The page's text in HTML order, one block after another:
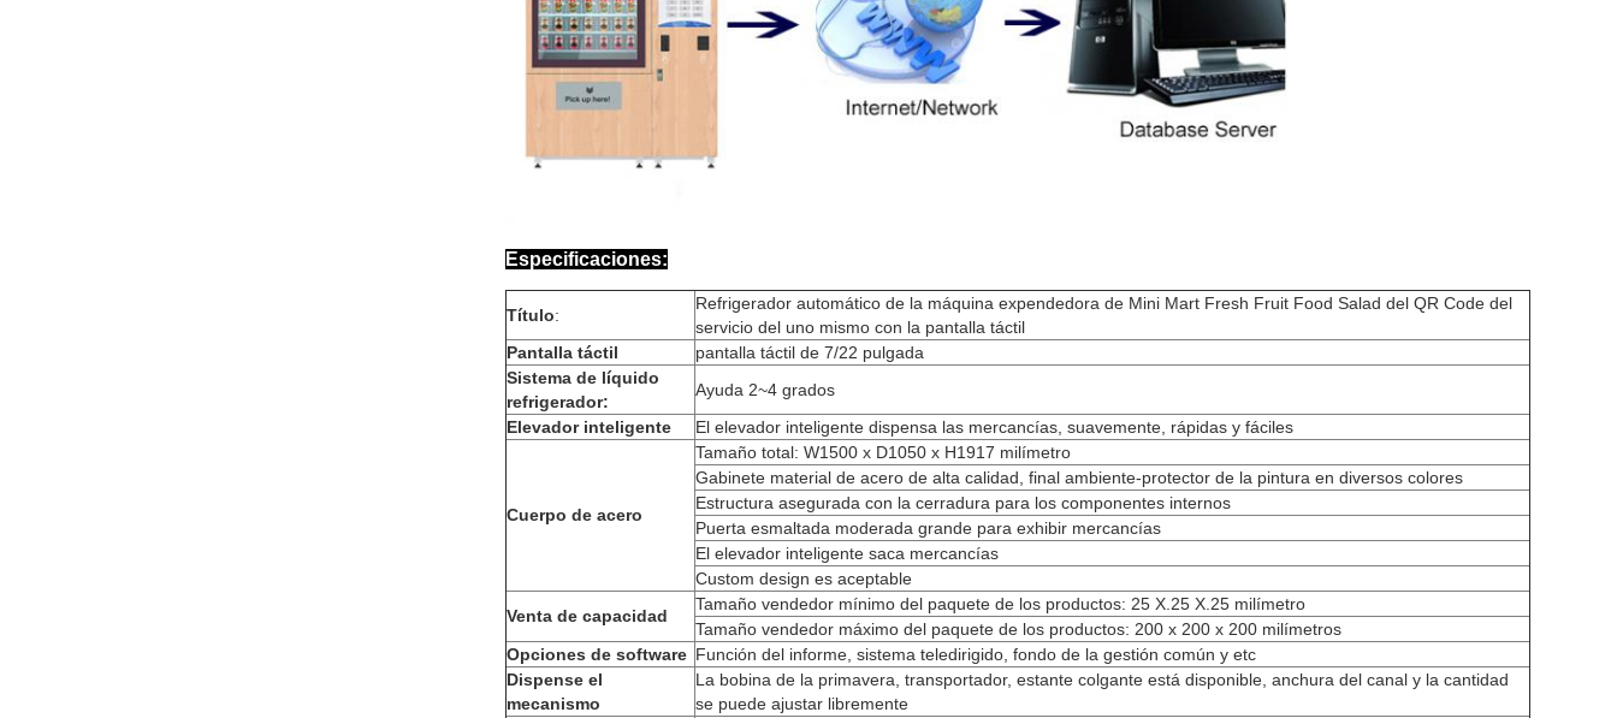
Especificaciones:
Título:
Refrigerador automático de la máquina expendedora de Mini Mart Fresh Fruit Food Salad del QR Code del
servicio del uno mismo con la pantalla táctil
Pantalla táctil
pantalla táctil de 7/22 pulgada
Sistema de líquido
refrigerador:
Ayuda 2~4 grados
Elevador inteligente
El elevador inteligente dispensa las mercancías, suavemente, rápidas y fáciles
Cuerpo de acero
Tamaño total: W1500 x D1050 x H1917 milímetro
Gabinete material de acero de alta calidad, final ambiente-protector de la pintura en diversos colores
Estructura asegurada con la cerradura para los componentes internos
Puerta esmaltada moderada grande para exhibir mercancías
El elevador inteligente saca mercancías
Custom design es aceptable
Venta de capacidad
Tamaño vendedor mínimo del paquete de los productos: 25 X.25 X.25 milímetro
Tamaño vendedor máximo del paquete de los productos: 200 x 200 x 200 milímetros
Opciones de software Función del informe, sistema teledirigido, fondo de la gestión común y etc
Dispense el
mecanismo
La bobina de la primavera, transportador, estante colgante está disponible, anchura del canal y la cantidad
se puede ajustar libremente